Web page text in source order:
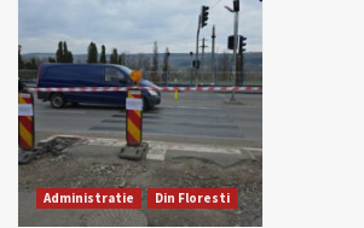
Administratie Din Floresti